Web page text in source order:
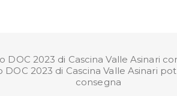
DOC 2023 di Cascina Valle Asinari
DOC 2023 di Cascina Valle Asinari
consegna